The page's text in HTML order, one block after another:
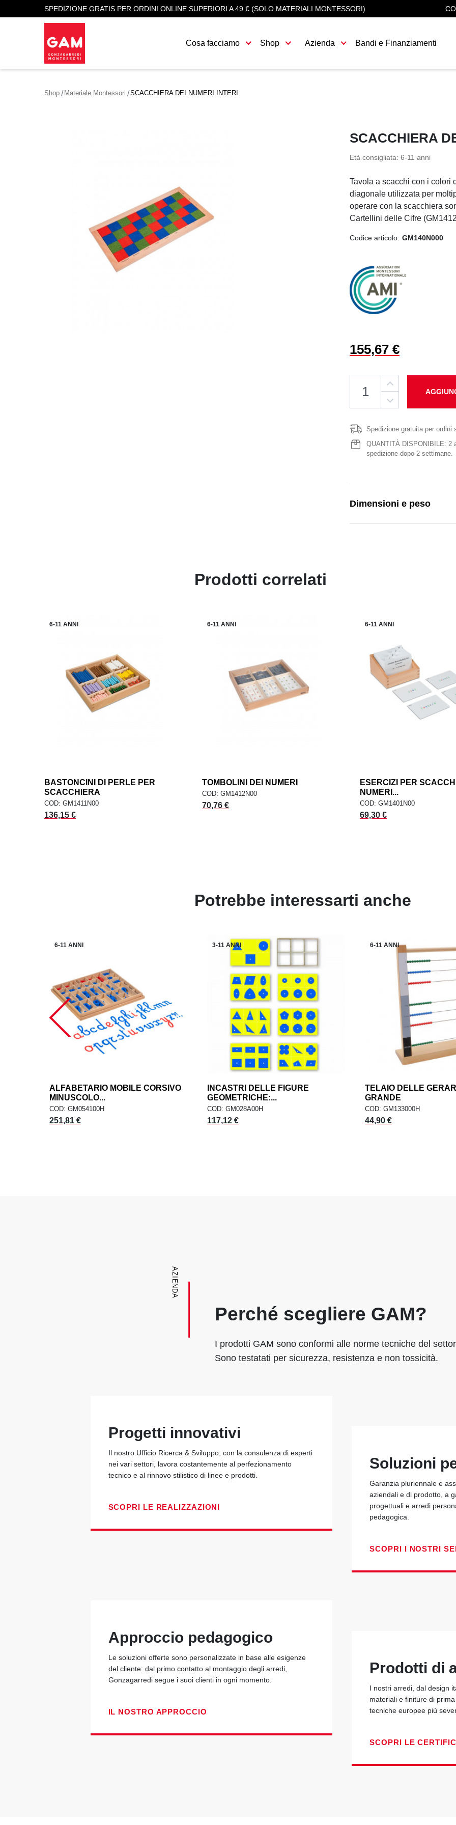
SPEDIZIONE GRATIS PER ORDINI ONLINE SUPERIORI A 49 € (SOLO MATERIALI MONTESSORI)
Cosa facciamo Shop Azienda Bandi e Finanziamenti
Shop Materiale Montessori SCACCHIERA DEI NUMERI INTERI
SCACCHIERA
Età consigliata: 6-11 anni
Tavola a scacchi con i colori
diagonale utilizzata per
operare con la scacchiera
Cartellini delle Cifre
Codice articolo: GM140N000
155,67 €
Spedizione gratuita per ordini
QUANTITÀ DISPONIBILE: 2
spedizione dopo 2 settimane.
Dimensioni e peso
Prodotti correlati
6-11 ANNI
AGGIUNGI AL CARRELLOadd
BASTONCINI DI PERLE PER
SCACCHIERA
COD: GM1411N00
Prezzo
136,15 €
6-11 ANNI
AGGIUNGI AL CARRELLO
TOMBOLINI DEI NUMERI
COD: GM1412N00
Prezzo
70,76 €
6-11 ANNI
AGGIUNGI AL
ESERCIZI PER
NUMERI...
COD: GM1401N00
Prezzo
69,30 €
Potrebbe interessarti anche
6-11 ANNI
AGGIUNGI AL CARRELLOadd
ALFABETARIO MOBILE CORSIVO
MINUSCOLO...
COD: GM054100H
251,81 €
3-11 ANNI
AGGIUNGI AL CARRELLO
INCASTRI DELLE FIGURE
GEOMETRICHE:...
COD: GM028A00H
117,12 €
6-11 ANNI
AGGIUNGI AL
TELAIO DELLE
GRANDE
COD: GM133000H
44,90 €
AZIENDA
Perché scegliere GAM?
I prodotti GAM sono conformi alle norme tecniche del
Sono testatati per sicurezza, resistenza e non tossicità.
Progetti innovativi
Il nostro Ufficio Ricerca & Sviluppo, con la consulenza di esperti
nei vari settori, lavora costantemente al perfezionamento
tecnico e al rinnovo stilistico di linee e prodotti.
SCOPRI LE REALIZZAZIONI
Soluzioni
Garanzia pluriennale e
aziendali e di prodotto, a
progettuali e arredi
pedagogica.
SCOPRI I NOSTRI
Approccio pedagogico
Le soluzioni offerte sono personalizzate in base alle esigenze
del cliente: dal primo contatto al montaggio degli arredi,
Gonzagarredi segue i suoi clienti in ogni momento.
IL NOSTRO APPROCCIO
Prodotti di
I nostri arredi, dal design
materiali e finiture di
tecniche europee più
SCOPRI LE